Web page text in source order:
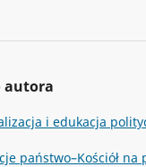
autora
i edukacja
państwo–Kościół na